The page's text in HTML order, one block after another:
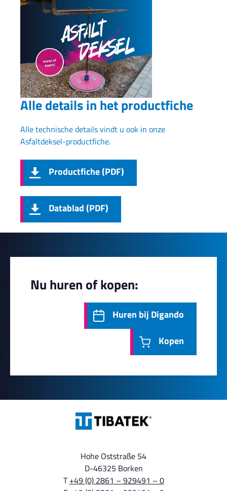
Alle details in het productfiche
Alle technische details vindt u ook in onze
Asfaltdeksel-productfiche.
Productfiche (PDF)
Datablad (PDF)
Nu huren of kopen:
Huren bij Digando
Kopen
Hohe Oststraße 54
D-46325 Borken
T+49 (0) 2861 – 929491 – 0